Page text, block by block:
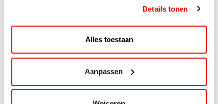
Details tonen
Alles toestaan
Aanpassen
ViaLuxury Hotels
Toe aan een ontspannen nachtje...